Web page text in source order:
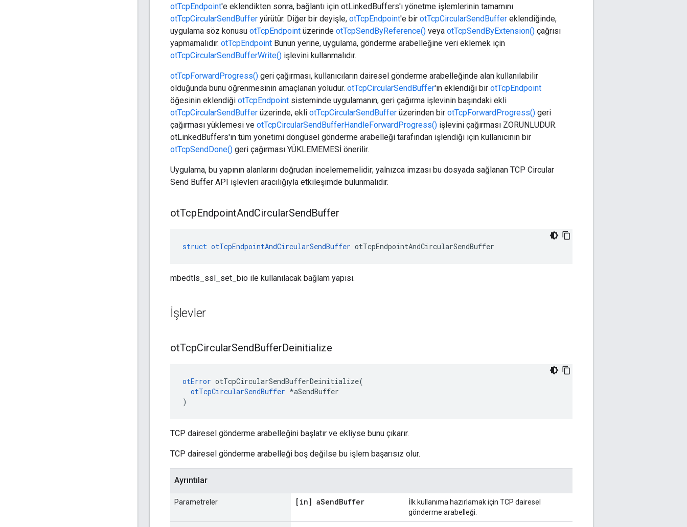
otTcpEndpoint'e eklendikten sonra, bağlantı için otLinkedBuffers'ı yönetme işlemlerinin tamamını
otTcpCircularSendBuffer yürütür. Diğer bir deyişle, otTcpEndpoint'e bir otTcpCircularSendBuffer eklendiğinde,
uygulama söz konusu otTcpEndpoint üzerinde otTcpSendByReference() veya otTcpSendByExtension() çağrısı
yapmamalıdır. otTcpEndpoint Bunun yerine, uygulama, gönderme arabelleğine veri eklemek için
otTcpCircularSendBufferWrite() işlevini kullanmalıdır.
otTcpForwardProgress() geri çağırması, kullanıcıların dairesel gönderme arabelleğinde alan kullanılabilir
olduğunda bunu öğrenmesinin amaçlanan yoludur. otTcpCircularSendBuffer'ın eklendiği bir otTcpEndpoint
öğesinin eklendiği otTcpEndpoint sisteminde uygulamanın, geri çağırma işlevinin başındaki ekli
otTcpCircularSendBuffer üzerinde, ekli otTcpCircularSendBuffer üzerinden bir otTcpForwardProgress() geri
çağırması yüklemesi ve otTcpCircularSendBufferHandleForwardProgress() işlevini çağırması ZORUNLUDUR.
otLinkedBuffers'ın tüm yönetimi döngüsel gönderme arabelleği tarafından işlendiği için kullanıcının bir
otTcpSendDone() geri çağırması YÜKLEMEMESİ önerilir.
Uygulama, bu yapının alanlarını doğrudan incelememelidir; yalnızca imzası bu dosyada sağlanan TCP Circular
Send Buffer API işlevleri aracılığıyla etkileşimde bulunmalıdır.
otTcpEndpointAndCircularSendBuffer
struct otTcpEndpointAndCircularSendBuffer otTcpEndpointAndCircularSendBuffer
mbedtls_ssl_set_bio ile kullanılacak bağlam yapısı.
İşlevler
otTcpCircularSendBufferDeinitialize
otError otTcpCircularSendBufferDeinitialize(
otTcpCircularSendBuffer *aSendBuffer
)
TCP dairesel gönderme arabelleğini başlatır ve ekliyse bunu çıkarır.
TCP dairesel gönderme arabelleği boş değilse bu işlem başarısız olur.
Ayrıntılar
Parametreler [in] aSendBuffer
İlk kullanıma hazırlamak için TCP dairesel
gönderme arabelleği.